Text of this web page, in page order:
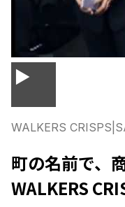
▶
WALKERS CRISPS
町の名前で、
WALKERS